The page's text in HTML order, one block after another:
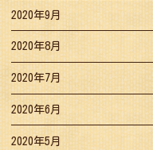
2020年9月
2020年8月
2020年7月
2020年6月
2020年5月